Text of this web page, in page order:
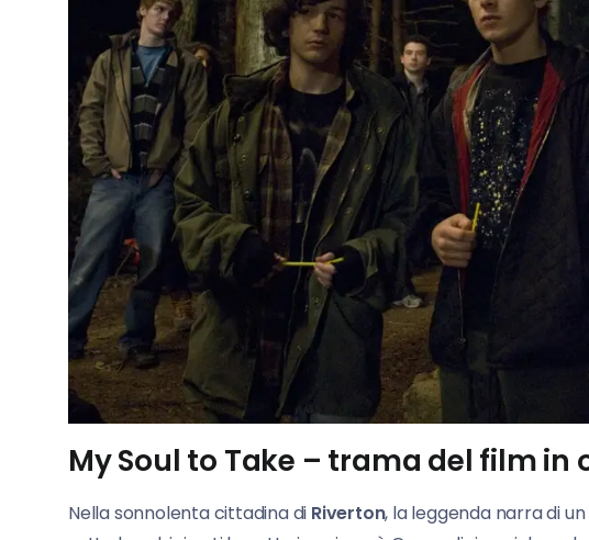
My Soul to Take – trama del film in
Nella sonnolenta cittadina di Riverton, la leggenda narra di